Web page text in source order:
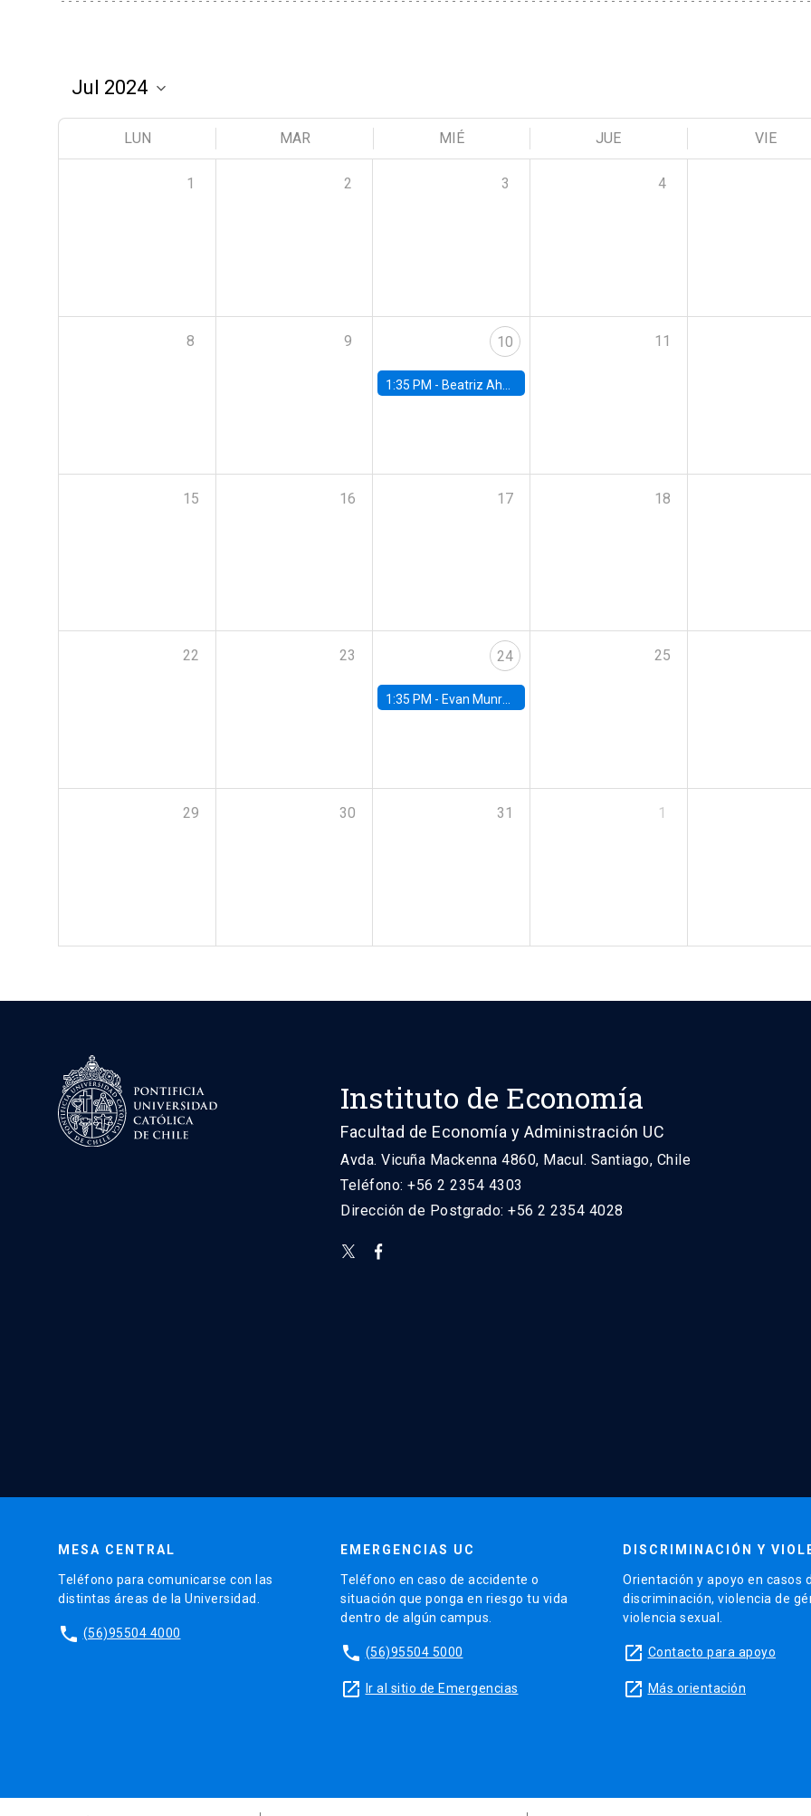
LUN MAR MIÉ JUE VIE
1 2 3 4
8 9 10
1:35 PM - Beatriz Ahumada, PhD candidate, Universidad de Pittsburgh
11
15 16 17 18
22 23 24
1:35 PM - Evan Munro, Neyman Visiting Assistant Professor in the Department of Statistics at UC Berkeley
25
29 30 31 1
Instituto de Economía
Facultad de Economía y Administración UC
Avda. Vicuña Mackenna 4860, Macul. Santiago, Chile
Teléfono: +56 2 2354 4303
Dirección de Postgrado: +56 2 2354 4028
MESA CENTRAL
Teléfono para comunicarse con las
distintas áreas de la Universidad.
phone (56)95504 4000
EMERGENCIAS UC
Teléfono en caso de accidente o
situación que ponga en riesgo tu vida
dentro de algún campus.
phone (56)95504 5000
launch Ir al sitio de Emergencias
DISCRIMINACIÓN Y
Orientación y apoyo en casos
discriminación, violencia de
violencia sexual.
launch Contacto para apoyo
launch Más orientación